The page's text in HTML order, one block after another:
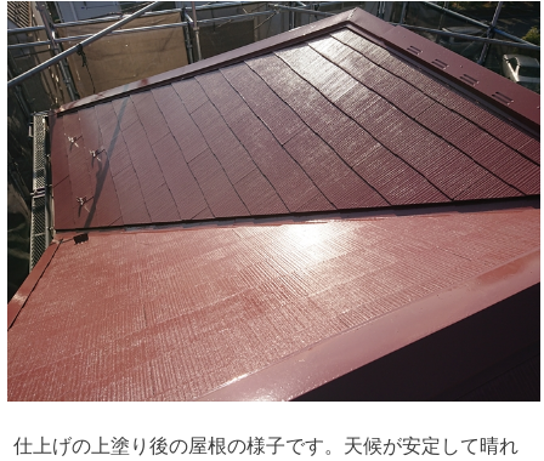
仕上げの上塗り後の屋根の様子です。天候が安定して晴れ